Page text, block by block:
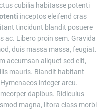
cubilia habitasse potenti
inceptos eleifend cras
tincidunt blandit posuere
ac. Libero proin sem. Gravida
duis massa massa, feugiat.
accumsan aliquet sed elit,
mauris. Blandit habitant
integer arcu.
dapibus. Ridiculus
magna, litora class morbi